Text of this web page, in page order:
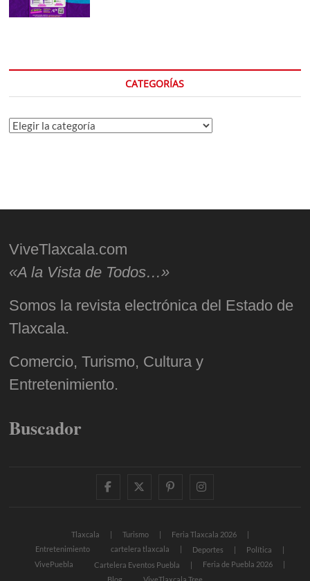
CATEGORÍAS
Categorías
ViveTlaxcala.com
«A la Vista de Todos…»
Somos la revista electrónica del Estado de
Tlaxcala.
Comercio, Turismo, Cultura y
Entretenimiento.
Buscador
facebooktwitter
pinterestinstagram
Tlaxcala Turismo
Feria Tlaxcala 2026
Entretenimiento
cartelera tlaxcala Deportes
Política
VivePuebla
Cartelera Eventos Puebla
Feria de Puebla 2026
Blog
ViveTlaxcala Tree